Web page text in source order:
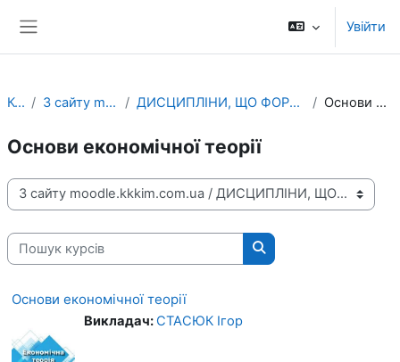
Увійти
Курси З сайту moodle.kkkim.com.ua ДИСЦИПЛІНИ, ЩО ФОРМУЮТЬ ЗАГАЛЬНІ КОМПЕТЕНТНОСТІ Основи економічної теорії
Основи економічної теорії
Категорії курсів
Пошук курсів
Пошук курсів
Основи економічної теорії
Викладач:СТАСЮК Ігор